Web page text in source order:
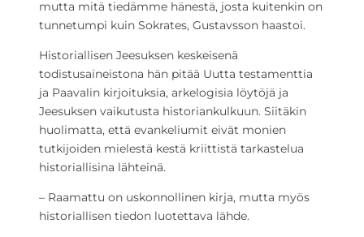
mutta mitä tiedämme hänestä, josta kuitenkin on
tunnetumpi kuin Sokrates, Gustavsson haastoi.
Historiallisen Jeesuksen keskeisenä
todistusaineistona hän pitää Uutta testamenttia
ja Paavalin kirjoituksia, arkelogisia löytöjä ja
Jeesuksen vaikutusta historiankulkuun. Siitäkin
huolimatta, että evankeliumit eivät monien
tutkijoiden mielestä kestä kriittistä tarkastelua
historiallisina lähteinä.
– Raamattu on uskonnollinen kirja, mutta myös
historiallisen tiedon luotettava lähde.